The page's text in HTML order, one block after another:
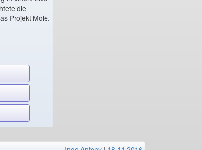
die
Projekt Mole.